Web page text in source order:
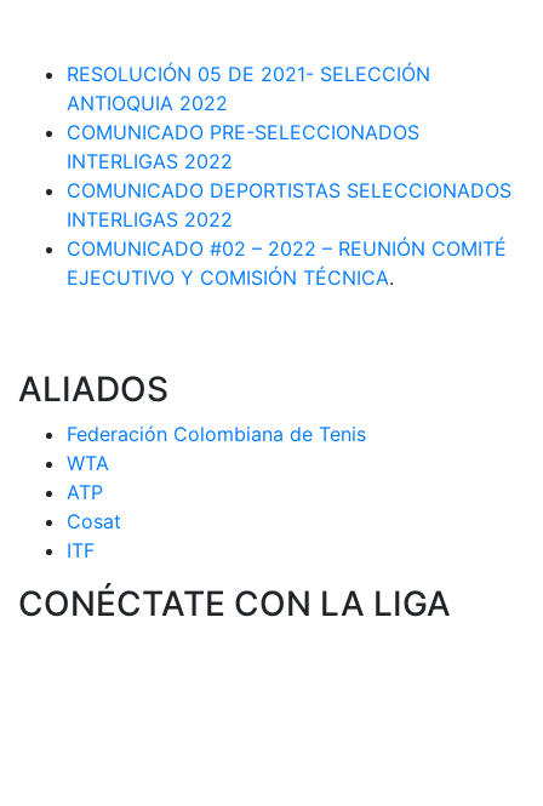
RESOLUCIÓN 05 DE 2021- SELECCIÓN
ANTIOQUIA 2022
COMUNICADO PRE-SELECCIONADOS
INTERLIGAS 2022
COMUNICADO DEPORTISTAS SELECCIONADOS
INTERLIGAS 2022
COMUNICADO #02 – 2022 – REUNIÓN COMITÉ
EJECUTIVO Y COMISIÓN TÉCNICA.
ALIADOS
Federación Colombiana de Tenis
WTA
ATP
Cosat
ITF
CONÉCTATE CON LA LIGA